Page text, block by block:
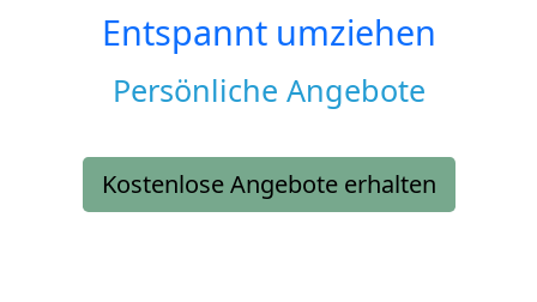
Entspannt umziehen
Persönliche Angebote
Kostenlose Angebote erhalten